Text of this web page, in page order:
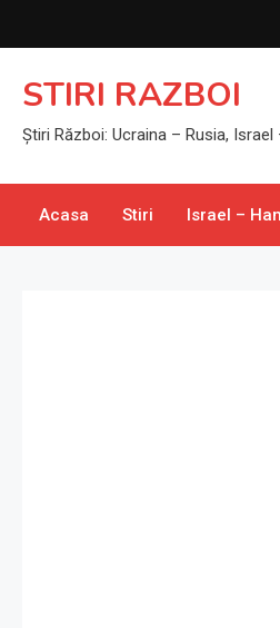
to
STIRI RAZBOI
Știri Război: Ucraina – Rusia, Israel
Acasa Stiri Israel –